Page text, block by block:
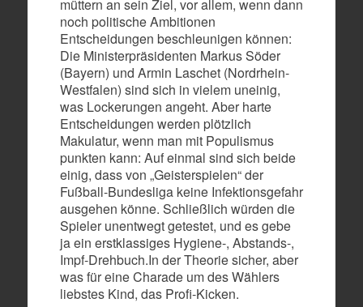
müttern an sein Ziel, vor allem, wenn dann
noch politische Ambitionen
Entscheidungen beschleunigen können:
Die Ministerpräsidenten Markus Söder
(Bayern) und Armin Laschet (Nordrhein-
Westfalen) sind sich in vielem uneinig,
was Lockerungen angeht. Aber harte
Entscheidungen werden plötzlich
Makulatur, wenn man mit Populismus
punkten kann: Auf einmal sind sich beide
einig, dass von „Geisterspielen“ der
Fußball-Bundesliga keine Infektionsgefahr
ausgehen könne. Schließlich würden die
Spieler unentwegt getestet, und es gebe
ja ein erstklassiges Hygiene-, Abstands-,
Impf-Drehbuch.In der Theorie sicher, aber
was für eine Charade um des Wählers
liebstes Kind, das Profi-Kicken.